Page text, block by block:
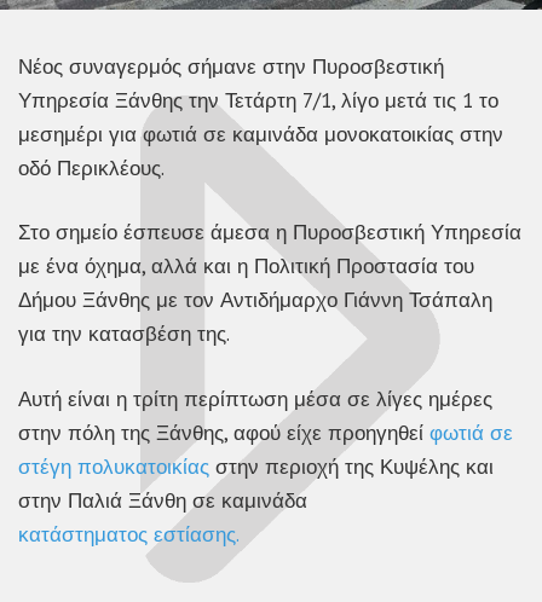
Νέος συναγερμός σήμανε στην Πυροσβεστική
Υπηρεσία Ξάνθης την Τετάρτη 7/1, λίγο μετά τις 1 το
μεσημέρι για φωτιά σε καμινάδα μονοκατοικίας στην
οδό Περικλέους.
Στο σημείο έσπευσε άμεσα η Πυροσβεστική Υπηρεσία
με ένα όχημα, αλλά και η Πολιτική Προστασία του
Δήμου Ξάνθης με τον Αντιδήμαρχο Γιάννη Τσάπαλη
για την κατασβέση της.
Αυτή είναι η τρίτη περίπτωση μέσα σε λίγες ημέρες
στην πόλη της Ξάνθης, αφού είχε προηγηθεί φωτιά σε
στέγη πολυκατοικίας στην περιοχή της Κυψέλης και
στην Παλιά Ξάνθη σε καμινάδα
κατάστηματος εστίασης.